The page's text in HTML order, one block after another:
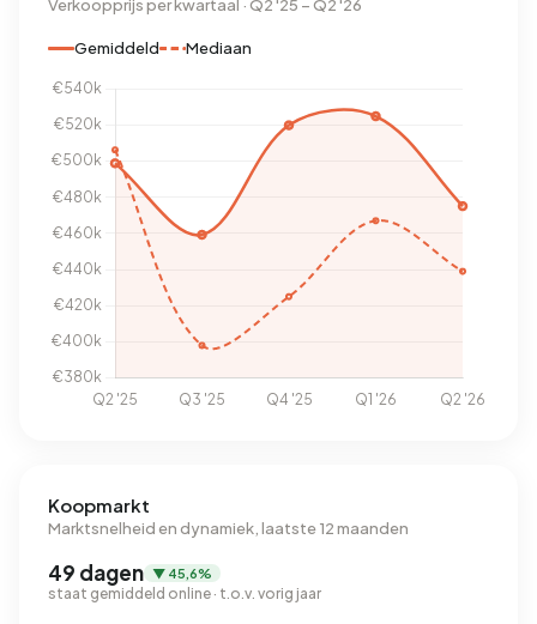
Verkoopprijs per kwartaal · Q2 '25 – Q2 '26
Gemiddeld Mediaan
Koopmarkt
Marktsnelheid en dynamiek, laatste 12 maanden
49 dagen ▼ 45,6%
staat gemiddeld online · t.o.v. vorig jaar